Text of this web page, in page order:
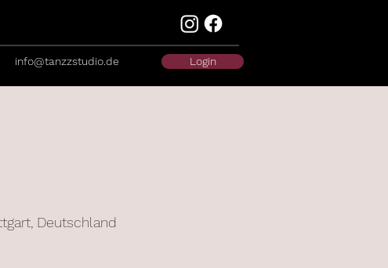
Login
info@tanzzstudio.de
Deutschland